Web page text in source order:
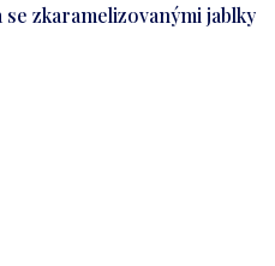
se zkaramelizovanými jablky